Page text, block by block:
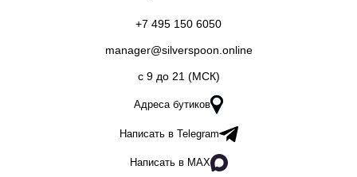
+7 495 150 6050
manager@silverspoon.online
c 9 до 21 (МСК)
Адреса бутиков
Написать в Telegram
Написать в MAX